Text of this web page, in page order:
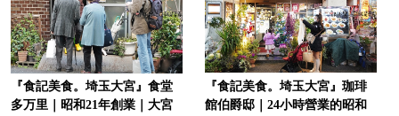
『食記美食。埼玉大宮』食堂
多万里｜昭和21年創業｜大宮
『食記美食。埼玉大宮』珈琲
館伯爵邸｜24小時營業的昭和